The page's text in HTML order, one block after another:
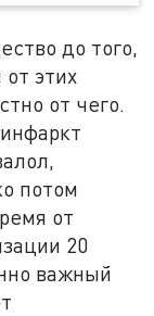
до того,
этих
от чего.
потом
от
20
важный